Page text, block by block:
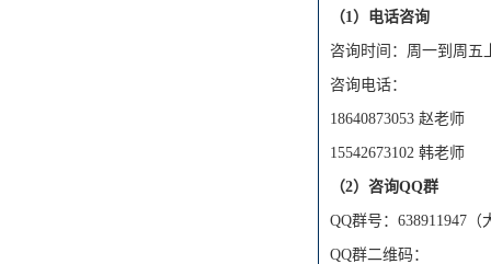
（1） 电话咨询
咨询时间： 周一到周五
咨询电话：
18640873053 赵老师
15542673102 韩老师
（2） 咨询QQ群
QQ群号：638911947
QQ群二维码：